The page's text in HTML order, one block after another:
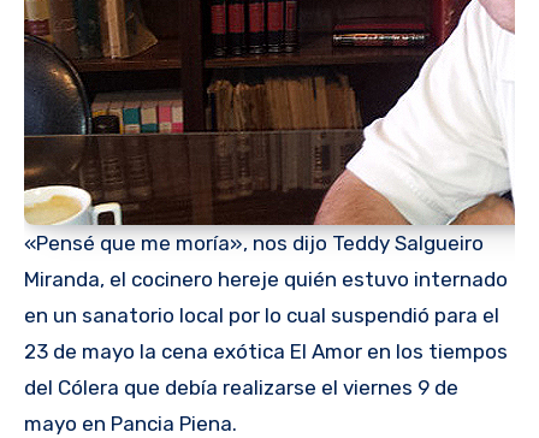
«Pensé que me moría», nos dijo Teddy Salgueiro
Miranda, el cocinero hereje quién estuvo internado
en un sanatorio local por lo cual suspendió para el
23 de mayo la cena exótica El Amor en los tiempos
del Cólera que debía realizarse el viernes 9 de
mayo en Pancia Piena.